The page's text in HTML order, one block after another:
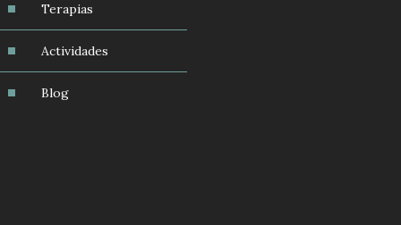
Terapias
Actividades
Blog